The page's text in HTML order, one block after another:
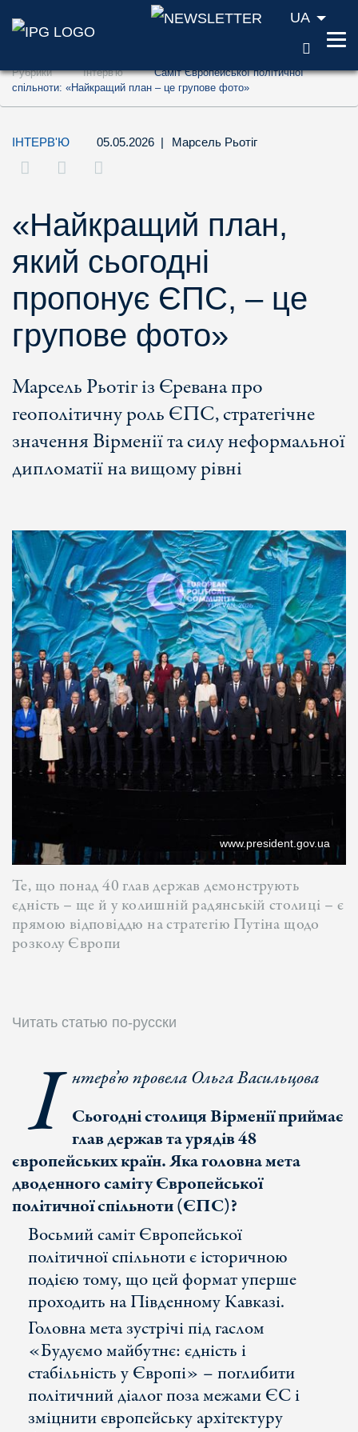
Перейти до змісту (ключ доступу '1')
Перейти до пошуку (ключ доступу '2')
UA
Рубрики Інтерв'ю
Саміт Європейської політичної
спільноти: «Найкращий план – це групове фото»
ІНТЕРВ'Ю 05.05.2026 | Марсель Рьотіг
«Найкращий план,
який сьогодні
пропонує ЄПС, – це
групове фото»
Марсель Рьотіг із Єревана про
геополітичну роль ЄПС, стратегічне
значення Вірменії та силу неформальної
дипломатії на вищому рівні
www.president.gov.ua
Те, що понад 40 глав держав демонструють
єдність – ще й у колишній радянській столиці – є
прямою відповіддю на стратегію Путіна щодо
розколу Європи
Читать статью по-русски
І нтерв’ю провела Ольга Васильцова
Сьогодні столиця Вірменії приймає
глав держав та урядів 48
європейських країн. Яка головна мета
дводенного саміту Європейської
політичної спільноти (ЄПС)?
Восьмий саміт Європейської
політичної спільноти є історичною
подією тому, що цей формат уперше
проходить на Південному Кавказі.
Головна мета зустрічі під гаслом
«Будуємо майбутнє: єдність і
стабільність у Європі» – поглибити
політичний діалог поза межами ЄС і
зміцнити європейську архітектуру